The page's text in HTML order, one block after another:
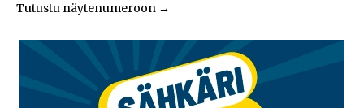
Tutustu näytenumeroon →